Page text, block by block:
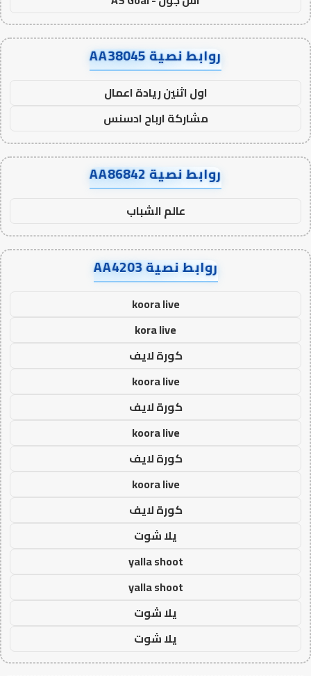
روابط نصية AA38045
اول اثنين ريادة اعمال
مشاركة ارباح ادسنس
روابط نصية AA86842
عالم الشباب
روابط نصية AA4203
koora live
kora live
كورة لايف
koora live
كورة لايف
koora live
كورة لايف
koora live
كورة لايف
يلا شوت
yalla shoot
yalla shoot
يلا شوت
يلا شوت